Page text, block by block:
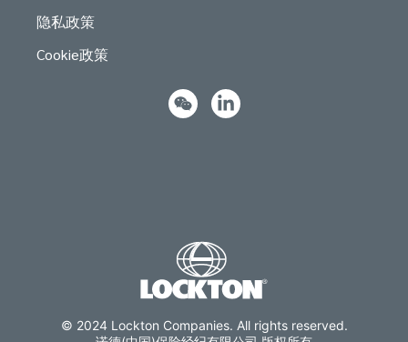
隐私政策
Cookie政策
© 2024 Lockton Companies. All rights reserved.